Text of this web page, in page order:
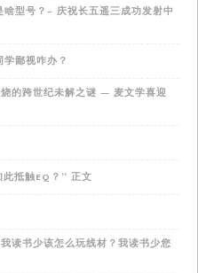
型号？– 庆祝长五遥三成功发射中
鄙视咋办？
的跨世纪未解之谜 — 麦文学喜迎
抵触EQ？” 正文
读书少该怎么玩线材？我读书少您